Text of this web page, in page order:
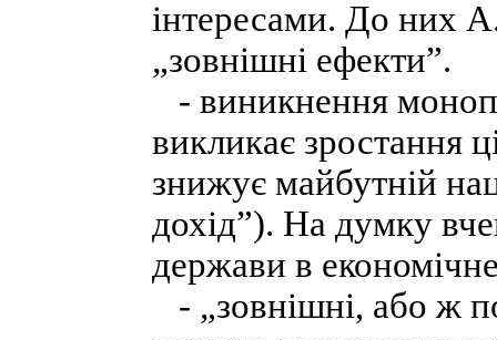
інтересами. До них
„зовнішні ефекти”.
- виникнення
викликає зростання
знижує майбутній
дохід”). На думку
держави в
- „зовнішні, або ж